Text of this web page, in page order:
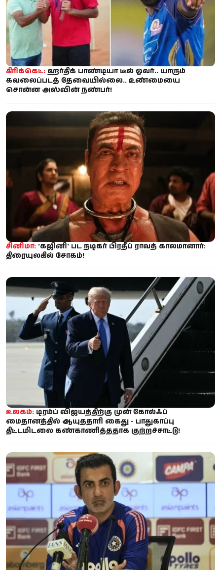
கிரிக்கெட்: ஹர்திக் பாண்டியா டீல் ஓவர்.. யாரும்
கவலைப்படத் தேவையில்லை.. உண்மையை
சொன்ன அஸ்வின் நண்பர்!
சினிமா: 'கஜினி' பட நடிகர் பிரதீப் ராவத் காலமானார்:
திரையுலகில் சோகம்!
உலகம்: டிரம்ப் விஜயத்திற்கு முன் கோல்ஃப்
மைதானத்தில் ஆயுததாரி கைது - பாதுகாப்பு
திட்டமிடலை கண்காணித்ததாக குற்றச்சாட்டு!